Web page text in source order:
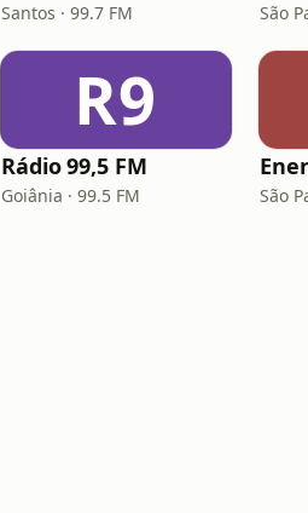
Santos · 99.7 FM São
R9
Rádio 99,5 FM
Goiânia · 99.5 FM São